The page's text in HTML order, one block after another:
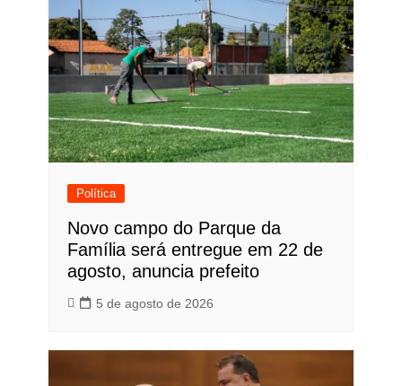
Política
Novo campo do Parque da
Família será entregue em 22 de
agosto, anuncia prefeito
5 de agosto de 2026